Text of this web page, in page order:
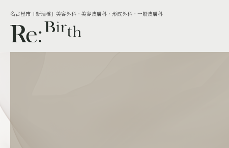
名古屋市「新瑞橋」美容外科・美容皮膚科・形成外科・一般皮膚科